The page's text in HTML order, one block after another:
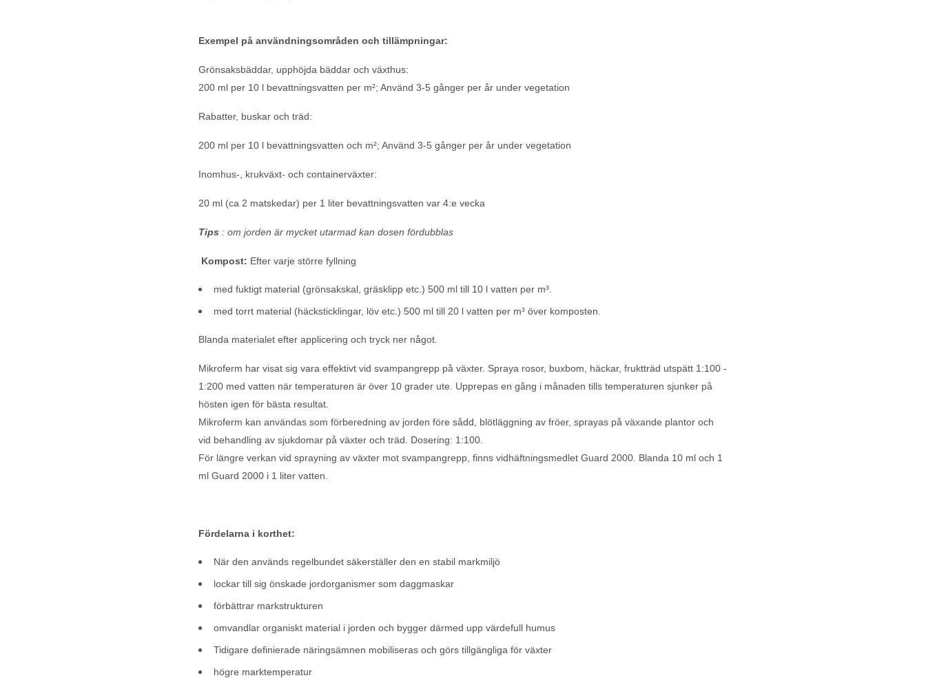
Exempel på användningsområden och tillämpningar:
Grönsaksbäddar, upphöjda bäddar och växthus:
200 ml per 10 l bevattningsvatten per m²; Använd 3-5 gånger per år under vegetation
Rabatter, buskar och träd:
200 ml per 10 l bevattningsvatten och m²; Använd 3-5 gånger per år under vegetation
Inomhus-, krukväxt- och containerväxter:
20 ml (ca 2 matskedar) per 1 liter bevattningsvatten var 4:e vecka
Tips : om jorden är mycket utarmad kan dosen fördubblas
Kompost: Efter varje större fyllning
med fuktigt material (grönsakskal, gräsklipp etc.) 500 ml till 10 l vatten per m³.
med torrt material (häcksticklingar, löv etc.) 500 ml till 20 l vatten per m³ över komposten.
Blanda materialet efter applicering och tryck ner något.
Mikroferm har visat sig vara effektivt vid svampangrepp på växter. Spraya rosor, buxbom, häckar, fruktträd utspätt 1:100 -
1:200 med vatten när temperaturen är över 10 grader ute. Upprepas en gång i månaden tills temperaturen sjunker på
hösten igen för bästa resultat.
Mikroferm kan användas som förberedning av jorden före sådd, blötläggning av fröer, sprayas på växande plantor och
vid behandling av sjukdomar på växter och träd. Dosering: 1:100.
För längre verkan vid sprayning av växter mot svampangrepp, finns vidhäftningsmedlet Guard 2000. Blanda 10 ml och 1
ml Guard 2000 i 1 liter vatten.
Fördelarna i korthet:
När den används regelbundet säkerställer den en stabil markmiljö
lockar till sig önskade jordorganismer som daggmaskar
förbättrar markstrukturen
omvandlar organiskt material i jorden och bygger därmed upp värdefull humus
Tidigare definierade näringsämnen mobiliseras och görs tillgängliga för växter
högre marktemperatur